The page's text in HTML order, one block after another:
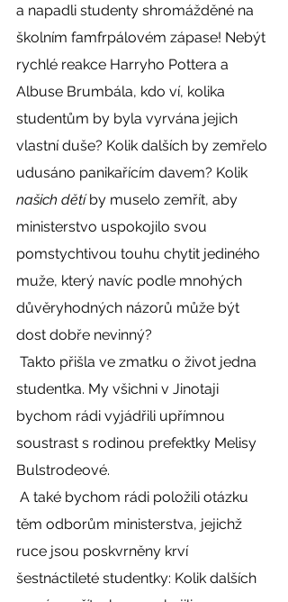
a napadli studenty shromážděné na
školním famfrpálovém zápase! Nebýt
rychlé reakce Harryho Pottera a
Albuse Brumbála, kdo ví, kolika
studentům by byla vyrvána jejich
vlastní duše? Kolik dalších by zemřelo
udusáno panikařícím davem? Kolik
našich dětí by muselo zemřít, aby
ministerstvo uspokojilo svou
pomstychtivou touhu chytit jediného
muže, který navíc podle mnohých
důvěryhodných názorů může být
dost dobře nevinný?
studentka. My všichni v Jinotaji
bychom rádi vyjádřili upřímnou
soustrast s rodinou prefektky Melisy
Bulstrodeové.
těm odborům ministerstva, jejichž
ruce jsou poskvrněny krví
šestnáctileté studentky: Kolik dalších